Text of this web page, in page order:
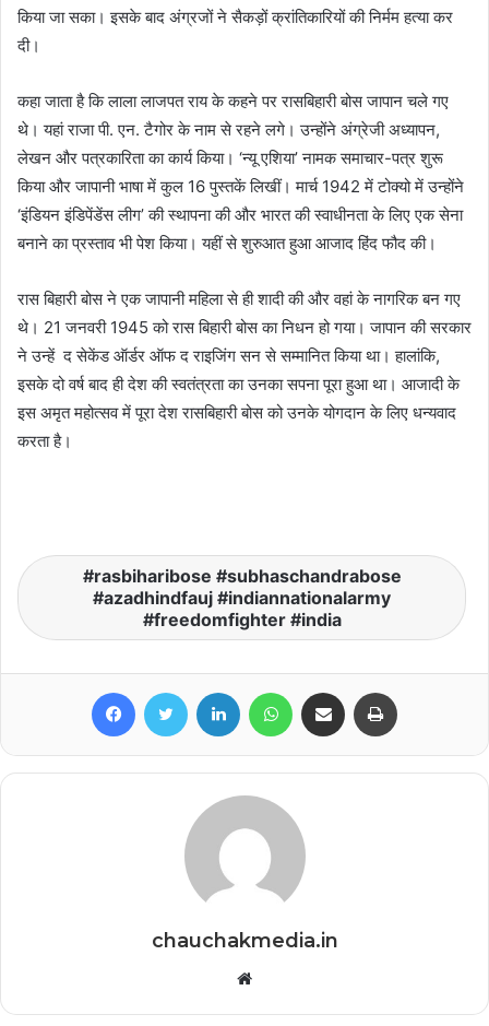
किया जा सका। इसके बाद अंग्रजों ने सैकड़ों क्रांतिकारियों की निर्मम हत्या कर
दी।
कहा जाता है कि लाला लाजपत राय के कहने पर रासबिहारी बोस जापान चले गए
थे। यहां राजा पी. एन. टैगोर के नाम से रहने लगे। उन्होंने अंग्रेजी अध्यापन,
लेखन और पत्रकारिता का कार्य किया। ‘न्यू एशिया’ नामक समाचार-पत्र शुरू
किया और जापानी भाषा में कुल 16 पुस्तकें लिखीं। मार्च 1942 में टोक्यो में उन्होंने
‘इंडियन इंडिपेंडेंस लीग’ की स्थापना की और भारत की स्वाधीनता के लिए एक सेना
बनाने का प्रस्ताव भी पेश किया। यहीं से शुरुआत हुआ आजाद हिंद फौद की।
रास बिहारी बोस ने एक जापानी महिला से ही शादी की और वहां के नागरिक बन गए
थे। 21 जनवरी 1945 को रास बिहारी बोस का निधन हो गया। जापान की सरकार
ने उन्हें द सेकेंड ऑर्डर ऑफ द राइजिंग सन से सम्मानित किया था। हालांकि,
इसके दो वर्ष बाद ही देश की स्वतंत्रता का उनका सपना पूरा हुआ था। आजादी के
इस अमृत महोत्सव में पूरा देश रासबिहारी बोस को उनके योगदान के लिए धन्यवाद
करता है।
rasbiharibose #subhaschandrabose
#azadhindfauj #indiannationalarmy
#freedomfighter #india
FacebookTwitter LinkedIn WhatsAppShare via Email
chauchakmedia.in
Website